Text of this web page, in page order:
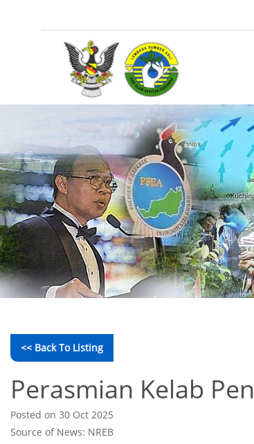
<< Back To Listing
Perasmian Kelab
Posted on 30 Oct 2025
Source of News: NREB